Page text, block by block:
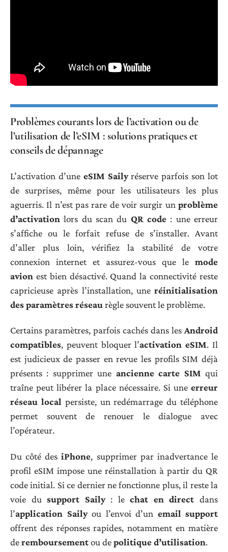
Problèmes courants lors de l’activation ou de
l’utilisation de l’eSIM : solutions pratiques et
conseils de dépannage
L’activation d’une eSIM Sailyréserve parfois son lot
de surprises, même pour les utilisateurs les plus
aguerris. Il n’est pas rare de voir surgir un problème
d’activation lors du scan du QR code : une erreur
s’affiche ou le forfait refuse de s’installer. Avant
d’aller plus loin, vérifiez la stabilité de votre
connexion internet et assurez-vous que le mode
avion est bien désactivé. Quand la connectivité reste
capricieuse après l’installation, une réinitialisation
des paramètres réseaurègle souvent le problème.
Certains paramètres, parfois cachés dans les Android
compatibles, peuvent bloquer l’activation eSIM. Il
est judicieux de passer en revue les profils SIM déjà
présents : supprimer une ancienne carte SIM qui
traîne peut libérer la place nécessaire. Si une erreur
réseau local persiste, un redémarrage du téléphone
permet souvent de renouer le dialogue avec
l’opérateur.
Du côté desiPhone, supprimer par inadvertance le
profil eSIM impose une réinstallation à partir du QR
code initial. Si ce dernier ne fonctionne plus, il reste la
voie dusupport Saily: lechat en direct dans
l’application Sailyou l’envoi d’un email support
offrent des réponses rapides, notamment en matière
deremboursementou depolitique d’utilisation.